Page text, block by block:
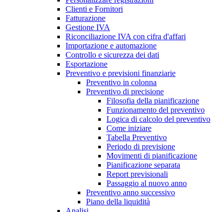
Clienti e Fornitori
Fatturazione
Gestione IVA
Riconciliazione IVA con cifra d'affari
Importazione e automazione
Controllo e sicurezza dei dati
Esportazione
Preventivo e previsioni finanziarie
Preventivo in colonna
Preventivo di precisione
Filosofia della pianificazione
Funzionamento del preventivo
Logica di calcolo del preventivo
Come iniziare
Tabella Preventivo
Periodo di previsione
Movimenti di pianificazione
Pianificazione separata
Report previsionali
Passaggio al nuovo anno
Preventivo anno successivo
Piano della liquidità